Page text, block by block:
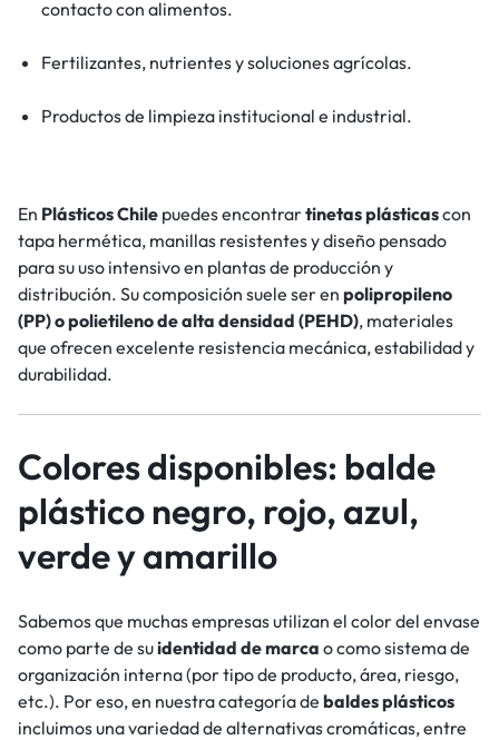
contacto con alimentos.
Fertilizantes, nutrientes y soluciones agrícolas.
Productos de limpieza institucional e industrial.
En Plásticos Chile puedes encontrartinetas plásticascon
tapa hermética, manillas resistentes y diseño pensado
para su uso intensivo en plantas de producción y
distribución. Su composición suele ser en polipropileno
(PP) o polietileno de alta densidad (PEHD), materiales
que ofrecen excelente resistencia mecánica, estabilidad y
durabilidad.
Colores disponibles: balde
plástico negro, rojo, azul,
verde y amarillo
Sabemos que muchas empresas utilizan el color del envase
como parte de suidentidad de marca o como sistema de
organización interna (por tipo de producto, área, riesgo,
etc.). Por eso, en nuestra categoría de baldes plásticos
incluimos una variedad de alternativas cromáticas, entre